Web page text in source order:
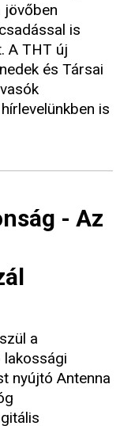
jövőben
is
A THT új
és Társai
is
- Az
a
lakossági
nyújtó Antenna